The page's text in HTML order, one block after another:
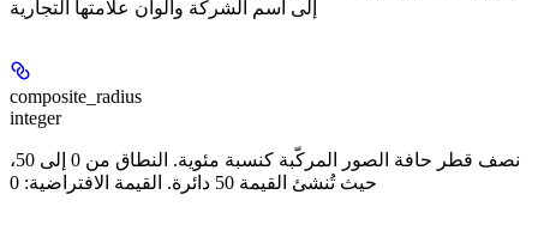
إلى اسم الشركة وألوان علامتها التجارية
composite_radius
integer
نصف قطر حافة الصور المركّبة كنسبة مئوية. النطاق من 0 إلى 50،
حيث تُنشئ القيمة 50 دائرة. القيمة الافتراضية: 0